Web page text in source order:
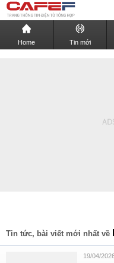
Home Tin mới
Tin tức, bài viết mới nhất về
19/04/